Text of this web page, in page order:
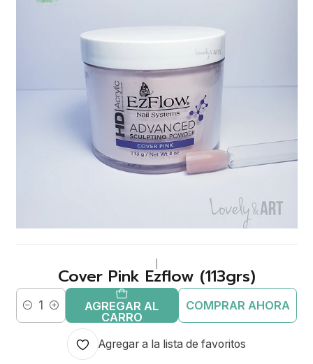
Cover Pink Ezflow (113grs)
Cantidad
AGREGAR AL
CARRO
COMPRAR AHORA
Agregar a la lista de favoritos